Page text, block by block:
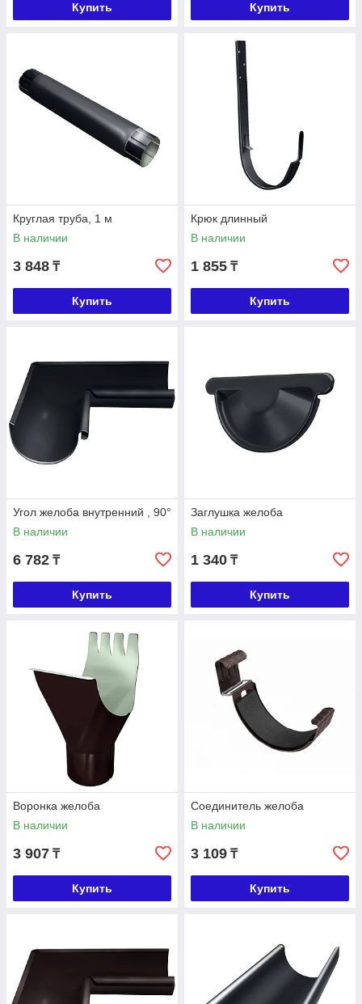
Купить Купить
Круглая труба, 1 м
В наличии
3 848 ₸
Купить
Крюк длинный
В наличии
1 855 ₸
Купить
Угол желоба внутренний , 90°
В наличии
6 782 ₸
Купить
Заглушка желоба
В наличии
1 340 ₸
Купить
Воронка желоба
В наличии
3 907 ₸
Купить
Соединитель желоба
В наличии
3 109 ₸
Купить